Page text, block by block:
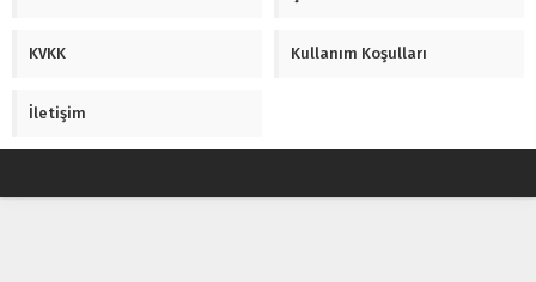
KVKK Kullanım Koşulları
İletişim